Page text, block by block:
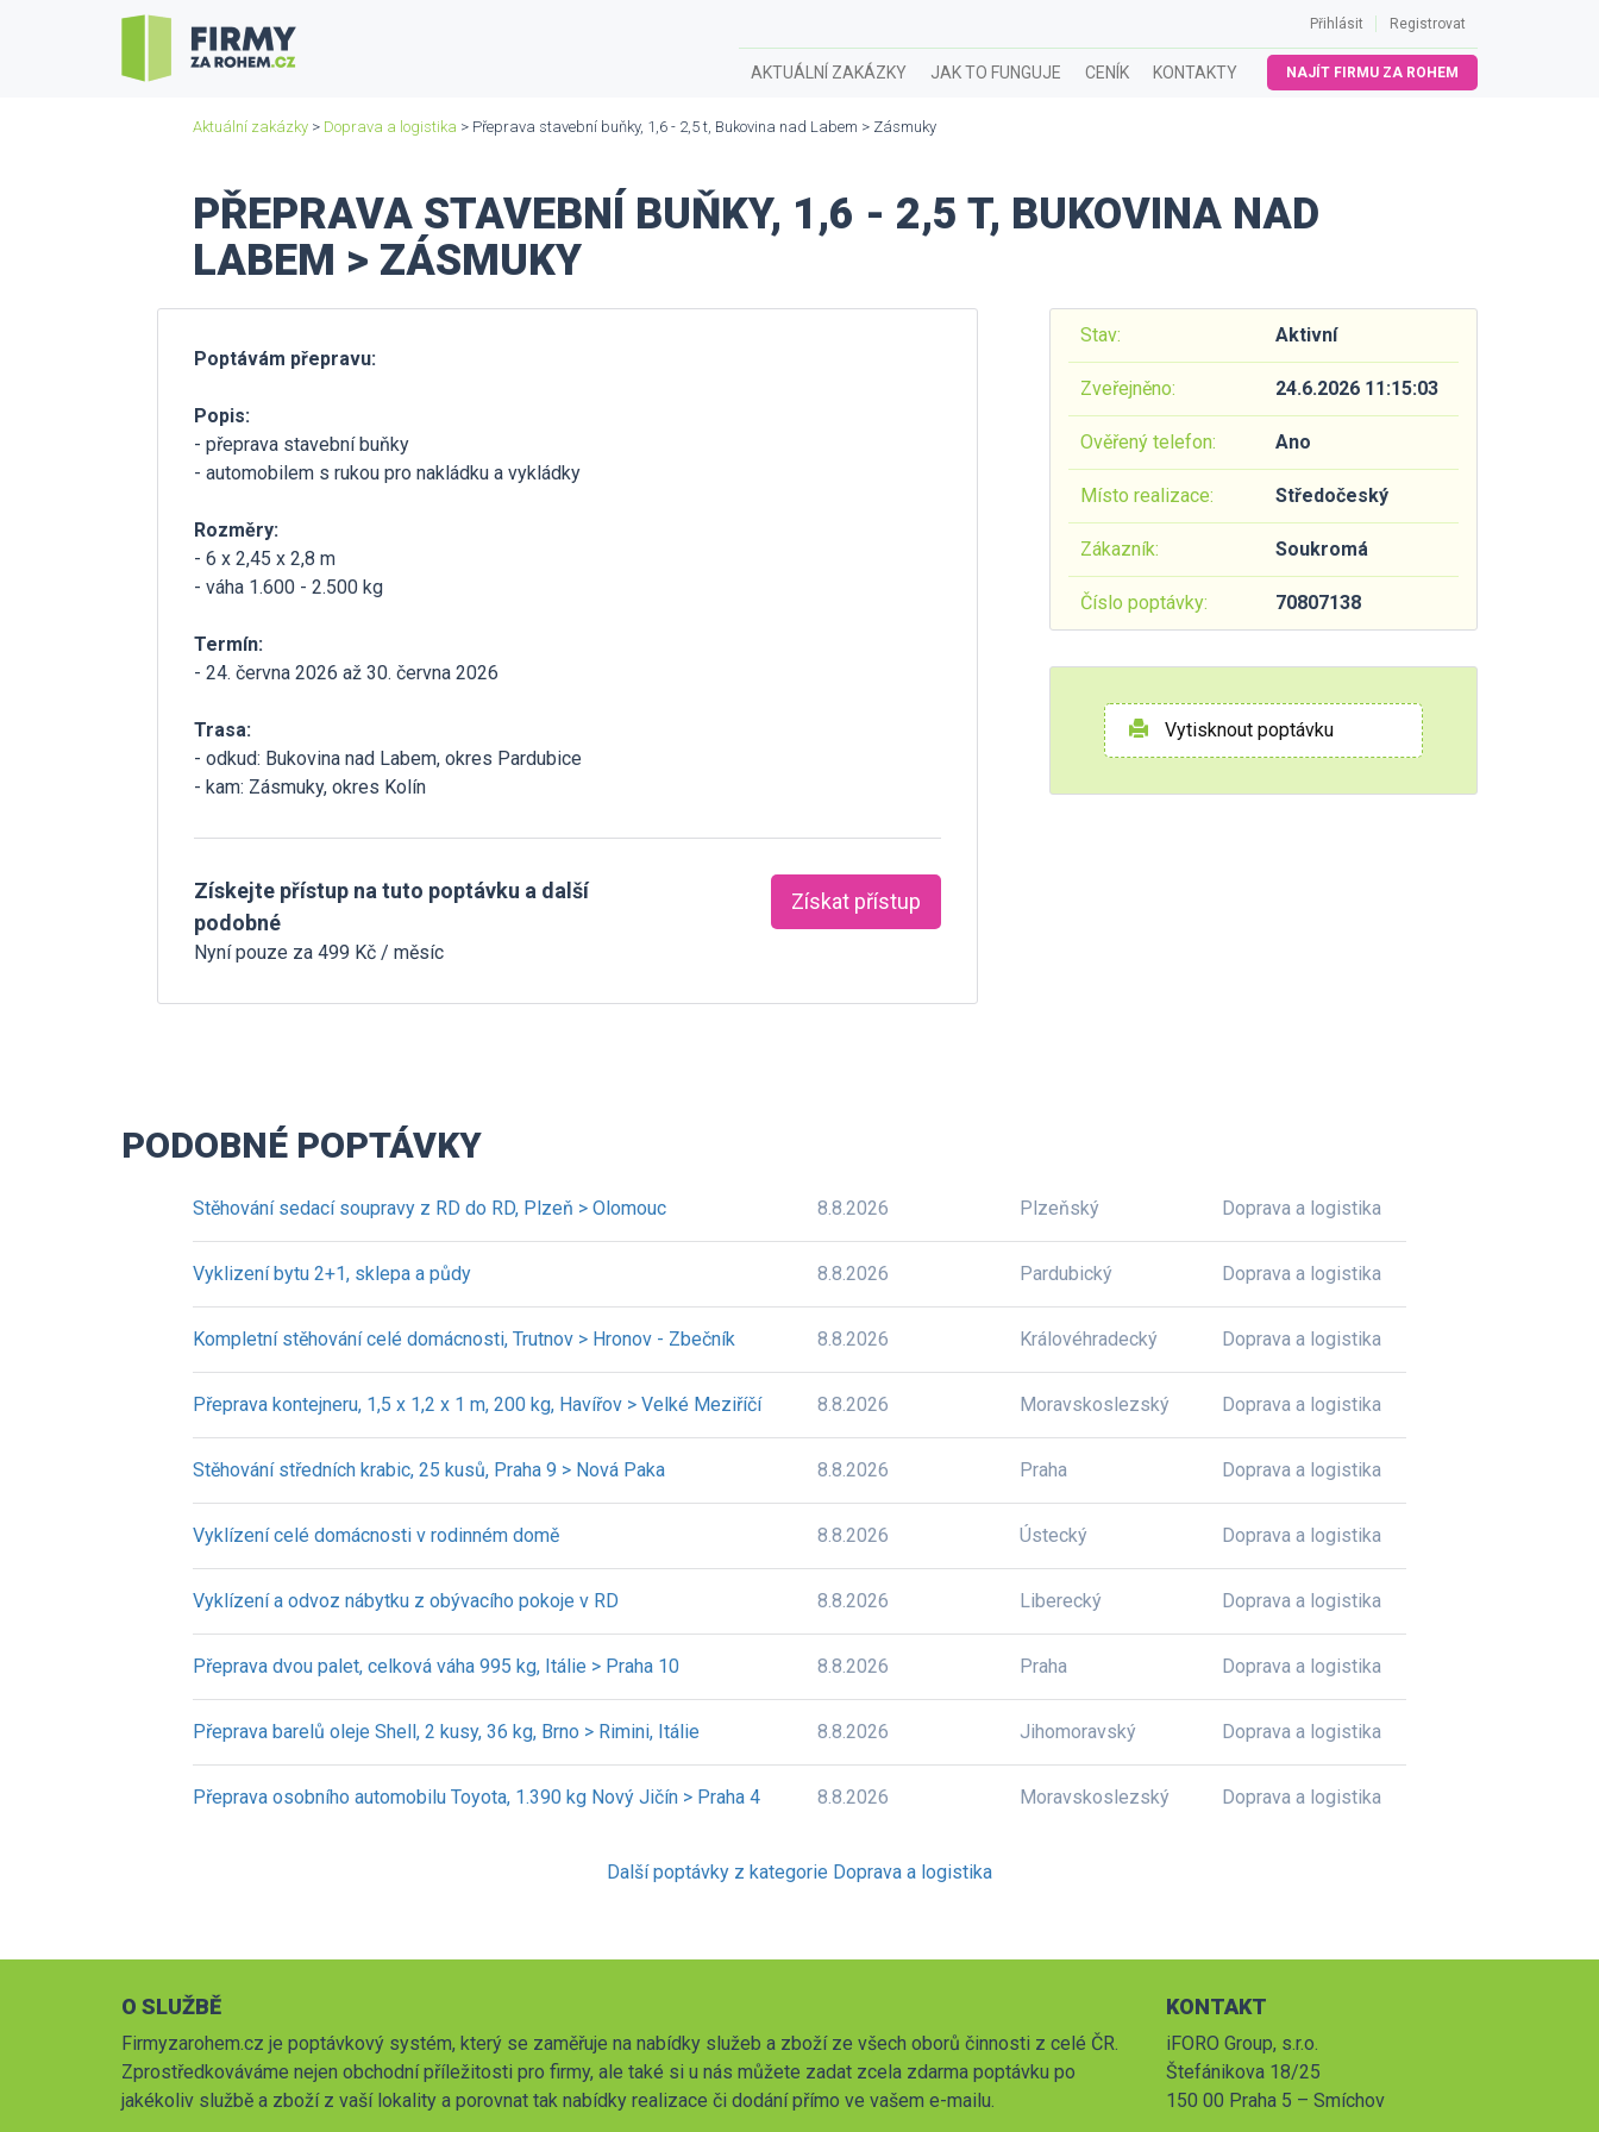
Přihlásit Registrovat
AKTUÁLNÍ ZAKÁZKY JAK TO FUNGUJE CENÍK KONTAKTY NAJÍT FIRMU ZA ROHEM
Aktuální zakázky > Doprava a logistika > Přeprava stavební buňky, 1,6 - 2,5 t, Bukovina nad Labem > Zásmuky
PŘEPRAVA STAVEBNÍ BUŇKY, 1,6 - 2,5 T, BUKOVINA NAD
LABEM > ZÁSMUKY
Poptávám přepravu:
Popis:
- přeprava stavební buňky
- automobilem s rukou pro nakládku a vykládky
Rozměry:
- 6 x 2,45 x 2,8 m
- váha 1.600 - 2.500 kg
Termín:
- 24. června 2026 až 30. června 2026
Trasa:
- odkud: Bukovina nad Labem, okres Pardubice
- kam: Zásmuky, okres Kolín
Získejte přístup na tuto poptávku a další
podobné
Nyní pouze za 499 Kč / měsíc
Získat přístup
Stav: Aktivní
Zveřejněno: 24.6.2026 11:15:03
Ověřený telefon: Ano
Místo realizace: Středočeský
Zákazník: Soukromá
Číslo poptávky: 70807138
Vytisknout poptávku
PODOBNÉ POPTÁVKY
Stěhování sedací soupravy z RD do RD, Plzeň > Olomouc 8.8.2026 Plzeňský Doprava a logistika
Vyklizení bytu 2+1, sklepa a půdy 8.8.2026 Pardubický Doprava a logistika
Kompletní stěhování celé domácnosti, Trutnov > Hronov - Zbečník 8.8.2026 Královéhradecký Doprava a logistika
Přeprava kontejneru, 1,5 x 1,2 x 1 m, 200 kg, Havířov > Velké Meziříčí 8.8.2026 Moravskoslezský Doprava a logistika
Stěhování středních krabic, 25 kusů, Praha 9 > Nová Paka 8.8.2026 Praha Doprava a logistika
Vyklízení celé domácnosti v rodinném domě 8.8.2026 Ústecký Doprava a logistika
Vyklízení a odvoz nábytku z obývacího pokoje v RD 8.8.2026 Liberecký Doprava a logistika
Přeprava dvou palet, celková váha 995 kg, Itálie > Praha 10 8.8.2026 Praha Doprava a logistika
Přeprava barelů oleje Shell, 2 kusy, 36 kg, Brno > Rimini, Itálie 8.8.2026 Jihomoravský Doprava a logistika
Přeprava osobního automobilu Toyota, 1.390 kg Nový Jičín > Praha 4 8.8.2026 Moravskoslezský Doprava a logistika
Další poptávky z kategorie Doprava a logistika
O SLUŽBĚ
Firmyzarohem.cz je poptávkový systém, který se zaměřuje na nabídky služeb a zboží ze všech oborů činnosti z celé ČR.
Zprostředkováváme nejen obchodní příležitosti pro firmy, ale také si u nás můžete zadat zcela zdarma poptávku po
jakékoliv službě a zboží z vaší lokality a porovnat tak nabídky realizace či dodání přímo ve vašem e-mailu.
KONTAKT
iFORO Group, s.r.o.
Štefánikova 18/25
150 00 Praha 5 – Smíchov